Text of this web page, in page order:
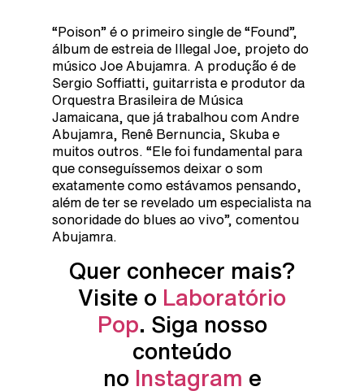
“Poison” é o primeiro single de “Found”,
álbum de estreia de Illegal Joe, projeto do
músico Joe Abujamra. A produção é de
Sergio Soffiatti, guitarrista e produtor da
Orquestra Brasileira de Música
Jamaicana, que já trabalhou com Andre
Abujamra, Renê Bernuncia, Skuba e
muitos outros. “Ele foi fundamental para
que conseguíssemos deixar o som
exatamente como estávamos pensando,
além de ter se revelado um especialista na
sonoridade do blues ao vivo”, comentou
Abujamra.
Quer conhecer mais?
Visite o Laboratório
Pop. Siga nosso
conteúdo
no Instagram e